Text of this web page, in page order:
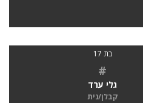
בת 17
#
גלי ערד
קבלן/נית